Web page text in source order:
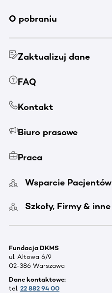
O pobraniu
Zaktualizuj dane
FAQ
Kontakt
Biuro prasowe
Praca
Wsparcie Pacjentów
Szkoły, Firmy & inne
Fundacja DKMS
ul. Altowa 6/9
02-386 Warszawa
Dane kontaktowe:
tel. 22 882 94 00